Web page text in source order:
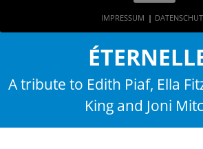
A tribute to Edith Piaf, Ella
King and Joni
IMPRESSUM |